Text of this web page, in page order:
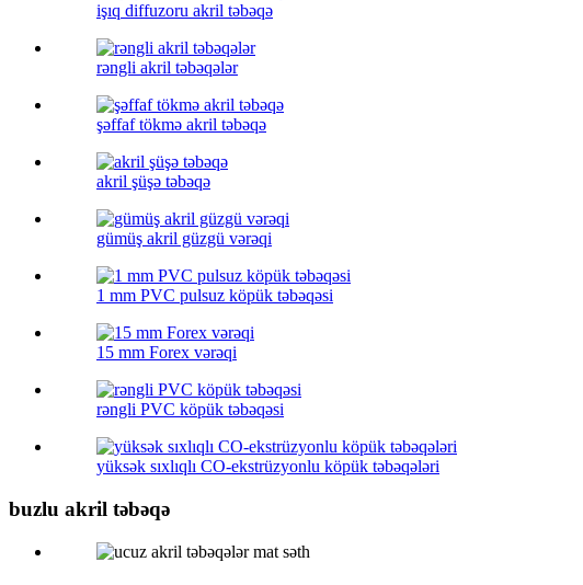
işıq diffuzoru akril təbəqə
rəngli akril təbəqələr
şəffaf tökmə akril təbəqə
akril şüşə təbəqə
gümüş akril güzgü vərəqi
1 mm PVC pulsuz köpük təbəqəsi
15 mm Forex vərəqi
rəngli PVC köpük təbəqəsi
yüksək sıxlıqlı CO-ekstrüzyonlu köpük təbəqələri
buzlu akril təbəqə